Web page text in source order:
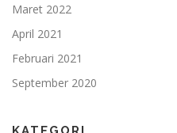
Maret 2022
April 2021
Februari 2021
September 2020